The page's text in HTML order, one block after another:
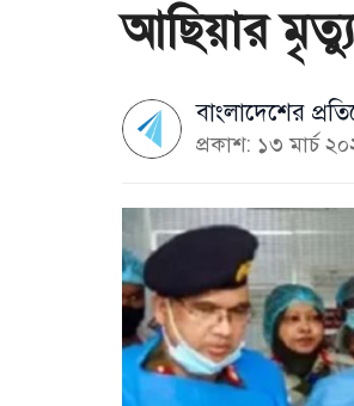
আছিয়ার
বাংলাদেশের
প্রকাশ: ১৩ মার্চ